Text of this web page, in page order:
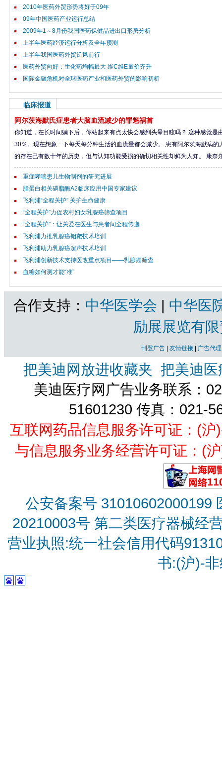
2010年医药外贸形势将好于09年
09年中国医药产业运行总结
2009年1～8月份我国医药保健品进出口形势分析
上半年医药经济运行分析及全年预测
上半年我国医药外贸逆风前行
医药外贸向好：生化药增幅最大 维C维E量价齐升
国际金融危机对全球医药产业和医药外贸的影响初析
临床报道
阿尔茨海默氏症患者大脑血流减少的罪魁祸首
你知道，在长时间躺下后，你站起来有点太快会感到头晕目眩吗？ 这种感觉是
30％。现在想象一下每天每分钟生活的血流量都会减少。 患有阿尔茨海默病
的存在已有数十年的历史，但与认知功能受损的确切相关性却鲜为人知。 康奈
重症哮喘患儿生物制剂的研究进展
脂蛋白相关磷脂酶A2临床应用中国专家建议
飞利浦“全程关护” 关护生命健康
“全程关护”力促农村妇女乳腺癌筛查项目
“全程关护”：让关爱在医生与患者间全程传递
飞利浦力推乳腺癌钼靶技术培训
飞利浦助力乳腺癌超声技术培训
飞利浦创新技术支持医改重点项目——乳腺癌筛查
血糖如何测才能“准”
合作支持： 中华医学会 | 中华医
励展展览有
刊登广告 友情链接 广告代
把美迪网放进收藏夹 把美迪
美迪医疗网广告业务联系：
51601230 传真：021-
互联网药品信息服务许可证：(
与信息服务业务经营许可证：(
公安备案号 31010602000199
20210003号 第二类医疗器械经
营业执照:统一社会信用代码
书:(沪)-